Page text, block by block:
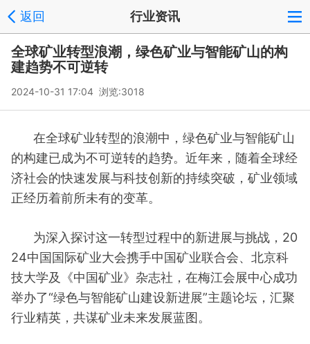
返回 行业资讯
全球矿业转型浪潮，绿色矿业与智能矿山的构
建趋势不可逆转
2024-10-31 17:04 浏览:3018
在全球矿业转型的浪潮中，绿色矿业与智能矿山
的构建已成为不可逆转的趋势。近年来，随着全球经
济社会的快速发展与科技创新的持续突破，矿业领域
正经历着前所未有的变革。
为深入探讨这一转型过程中的新进展与挑战，20
24中国国际矿业大会携手中国矿业联合会、北京科
技大学及《中国矿业》杂志社，在梅江会展中心成功
举办了“绿色与智能矿山建设新进展”主题论坛，汇聚
行业精英，共谋矿业未来发展蓝图。